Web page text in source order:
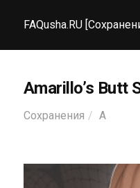
FAQusha.RU
Amarillo’s Butt
Сохранения A